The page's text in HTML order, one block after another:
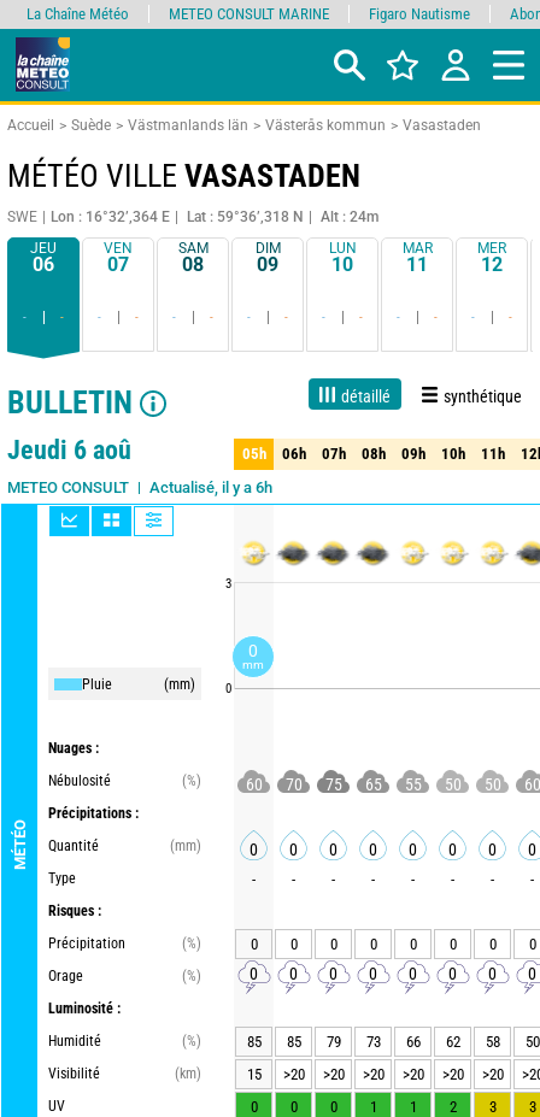
Accueil Suède Västmanlands län Västerås kommun Vasastaden
MÉTÉO VILLE VASASTADEN
SWE Lon : 16°32’,364 E Lat : 59°36’,318 N
Alt : 24m
JEU
06
- -
VEN
07
- -
SAM
08
- -
DIM
09
- -
LUN
10
- -
MAR
11
- -
MER
12
- -
BULLETIN détaillé synthétique
1 jour 3 jours 15 jours Fiabilité 90%
Jeudi 6 aoû
METEO CONSULT Actualisé, il y a 6h
MÉTÉO
Pluie (mm)
Nuages :
Nébulosité
(%)
Précipitations :
Quantité
(mm)
Type
Risques :
Précipitation
(%)
Orage
(%)
Luminosité :
Humidité
(%)
Visibilité
(km)
UV
3
0
05h 06h 07h 08h 09h 10h 11h
05h 06h 07h 08h 09h 10h 11h
60 70 75 65 55 50 50 60
0 0 0 0 0 0 0 0
- - - - - - - -
0 0 0 0 0 0 0 0
0 0 0 0 0 0 0 0
85 85 79 73 66 62 58
50
15
>20 >20 >20 >20 >20 >20
0
0 0 1 1 2 3 3
La Chaîne Météo METEO CONSULT MARINE Figaro Nautisme
0
mm